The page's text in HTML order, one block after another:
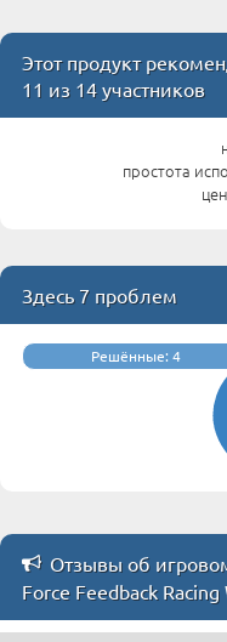
Этот продукт
11 из 14 участников
простота
Здесь 7 проблем
Решённые: 4
Отзывы об
Force Feedback